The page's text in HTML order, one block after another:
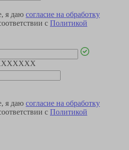
я даю согласие на обработку
с Политикой
я даю согласие на обработку
с Политикой